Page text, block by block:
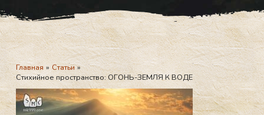
Главная
Статьи
Стихийное пространство: ОГОНЬ-ЗЕМЛЯ К ВОДЕ